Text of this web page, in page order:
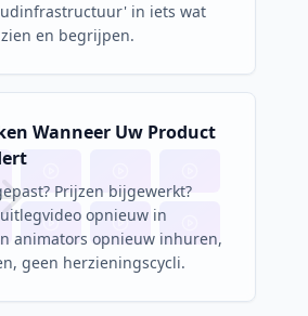
in iets wat
en begrijpen.
Wanneer Uw Product
Prijzen bijgewerkt?
opnieuw in
animators opnieuw inhuren,
geen herzieningscycli.